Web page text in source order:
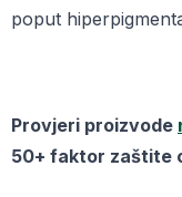
poput
Provjeri proizvode
50+ faktor zaštite